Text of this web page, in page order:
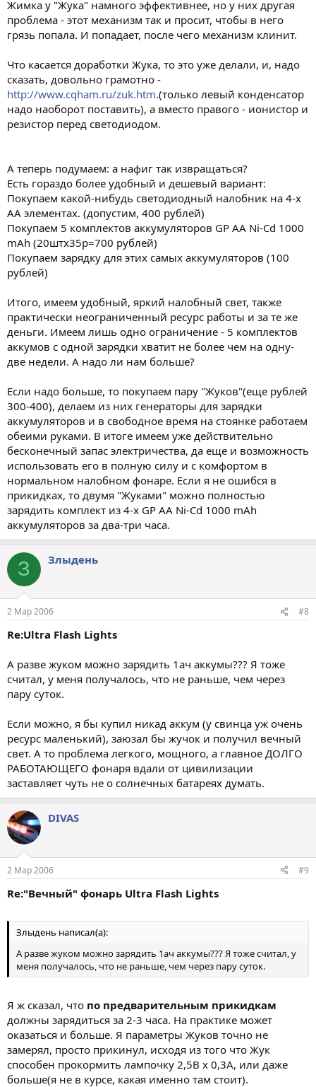
Жимка у "Жука" намного эффективнее, но у них другая
проблема - этот механизм так и просит, чтобы в него
грязь попала. И попадает, после чего механизм клинит.
Что касается доработки Жука, то это уже делали, и, надо
сказать, довольно грамотно -
http://www.cqham.ru/zuk.htm.(только левый конденсатор
надо наоборот поставить), а вместо правого - ионистор и
резистор перед светодиодом.
А теперь подумаем: а нафиг так извращаться?
Есть гораздо более удобный и дешевый вариант:
Покупаем какой-нибудь светодиодный налобник на 4-х
АА элементах. (допустим, 400 рублей)
Покупаем 5 комплектов аккумуляторов GP AA Ni-Cd 1000
mAh (20штх35р=700 рублей)
Покупаем зарядку для этих самых аккумуляторов (100
рублей)
Итого, имеем удобный, яркий налобный свет, также
практически неограниченный ресурс работы и за те же
деньги. Имеем лишь одно ограничение - 5 комплектов
аккумов с одной зарядки хватит не более чем на одну-
две недели. А надо ли нам больше?
Если надо больше, то покупаем пару "Жуков"(еще рублей
300-400), делаем из них генераторы для зарядки
аккумуляторов и в свободное время на стоянке работаем
обеими руками. В итоге имеем уже действительно
бесконечный запас электричества, да еще и возможность
использовать его в полную силу и с комфортом в
нормальном налобном фонаре. Если я не ошибся в
прикидках, то двумя "Жуками" можно полностью
зарядить комплект из 4-х GP AA Ni-Cd 1000 mAh
аккумуляторов за два-три часа.
З Злыдень
2 Мар 2006 #8
Re:Ultra Flash Lights
А разве жуком можно зарядить 1ач аккумы??? Я тоже
считал, у меня получалось, что не раньше, чем через
пару суток.
Если можно, я бы купил никад аккум (у свинца уж очень
ресурс маленький), заюзал бы жучок и получил вечный
свет. А то проблема легкого, мощного, а главное ДОЛГО
РАБОТАЮЩЕГО фонаря вдали от цивилизации
заставляет чуть не о солнечных батареях думать.
DIVAS
2 Мар 2006 #9
Re:"Вечный" фонарь Ultra Flash Lights
Злыдень написал(а):
А разве жуком можно зарядить 1ач аккумы??? Я тоже считал, у
меня получалось, что не раньше, чем через пару суток.
Я ж сказал, что по предварительным прикидкам
должны зарядиться за 2-3 часа. На практике может
оказаться и больше. Я параметры Жуков точно не
замерял, просто прикинул, исходя из того что Жук
способен прокормить лампочку 2,5В х 0,3А, или даже
больше(я не в курсе, какая именно там стоит).